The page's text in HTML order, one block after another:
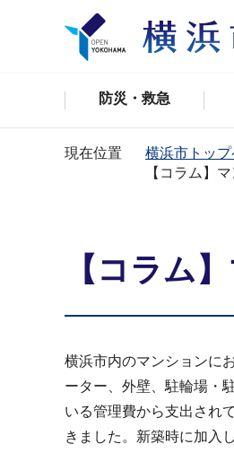
防災・救急
現在位置 横浜市トップ
【コラム】
【コラム
横浜市内のマンションに
ーター、外壁、駐輪場・
いる管理費から支出され
きました。新築時に加入